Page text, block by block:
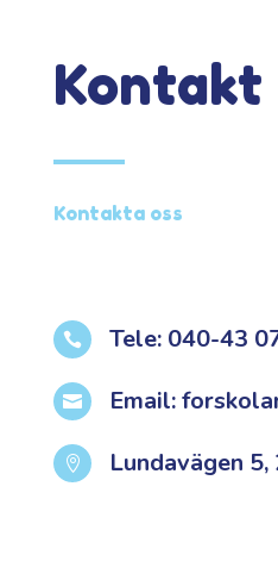
Kontakt
Kontakta oss
 Tele: 040-43
 Email:
 Lundavägen